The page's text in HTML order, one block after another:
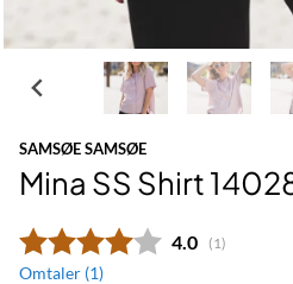
SAMSØE SAMSØE
Mina SS Shirt
4.0 (stemmer:
1)
Omtaler (1)